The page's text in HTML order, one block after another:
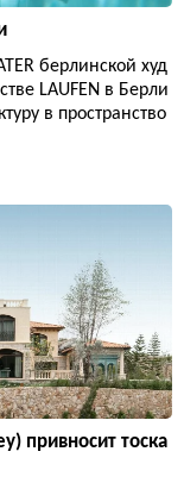
берлинской худ
LAUFEN в Берли
в пространство
привносит тоска